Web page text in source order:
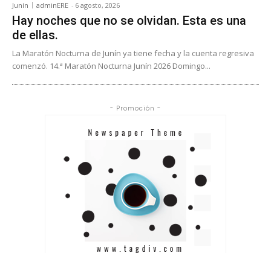
Junín adminERE - 6 agosto, 2026
Hay noches que no se olvidan. Esta es una
de ellas.
La Maratón Nocturna de Junín ya tiene fecha y la cuenta regresiva
comenzó. 14.ª Maratón Nocturna Junín 2026 Domingo...
- Promoción -